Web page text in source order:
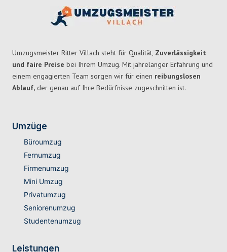
Umzugsmeister Ritter Villach steht für Qualität, Zuverlässigkeit
und faire Preise bei Ihrem Umzug. Mit jahrelanger Erfahrung und
einem engagierten Team sorgen wir für einen reibungslosen
Ablauf, der genau auf Ihre Bedürfnisse zugeschnitten ist.
Umzüge
Büroumzug
Fernumzug
Firmenumzug
Mini Umzug
Privatumzug
Seniorenumzug
Studentenumzug
Leistungen